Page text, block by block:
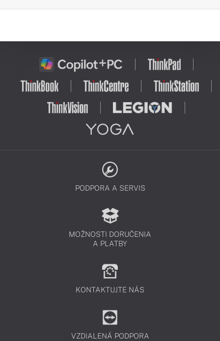
PODPORA A SERVIS
MOŽNOSTI DORUČENIA
A PLATBY
KONTAKTUJTE NÁS
VZDIALENÁ PODPORA